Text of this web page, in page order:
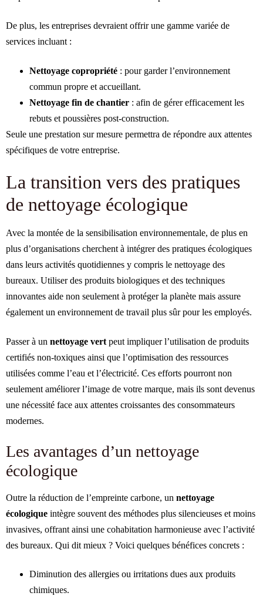
De plus, les entreprises devraient offrir une gamme variée de
services incluant :
Nettoyage copropriété : pour garder l’environnement
commun propre et accueillant.
Nettoyage fin de chantier : afin de gérer efficacement les
rebuts et poussières post-construction.
Seule une prestation sur mesure permettra de répondre aux attentes
spécifiques de votre entreprise.
La transition vers des pratiques
de nettoyage écologique
Avec la montée de la sensibilisation environnementale, de plus en
plus d’organisations cherchent à intégrer des pratiques écologiques
dans leurs activités quotidiennes y compris le nettoyage des
bureaux. Utiliser des produits biologiques et des techniques
innovantes aide non seulement à protéger la planète mais assure
également un environnement de travail plus sûr pour les employés.
Passer à un nettoyage vert peut impliquer l’utilisation de produits
certifiés non-toxiques ainsi que l’optimisation des ressources
utilisées comme l’eau et l’électricité. Ces efforts pourront non
seulement améliorer l’image de votre marque, mais ils sont devenus
une nécessité face aux attentes croissantes des consommateurs
modernes.
Les avantages d’un nettoyage
écologique
Outre la réduction de l’empreinte carbone, un nettoyage
écologique intègre souvent des méthodes plus silencieuses et moins
invasives, offrant ainsi une cohabitation harmonieuse avec l’activité
des bureaux. Qui dit mieux ? Voici quelques bénéfices concrets :
Diminution des allergies ou irritations dues aux produits
chimiques.